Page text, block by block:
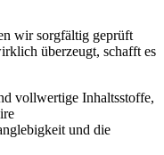
wir sorgfältig geprüft
überzeugt, schafft es
vollwertige Inhaltsstoffe,
und die